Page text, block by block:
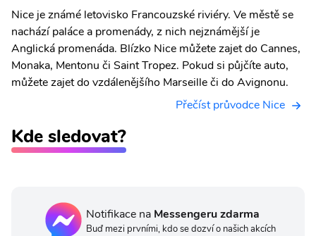
Nice je známé letovisko Francouzské riviéry. Ve městě se
nachází paláce a promenády, z nich nejznámější je
Anglická promenáda. Blízko Nice můžete zajet do Cannes,
Monaka, Mentonu či Saint Tropez. Pokud si půjčíte auto,
můžete zajet do vzdálenějšího Marseille či do Avignonu.
Přečíst průvodce Nice
Kde sledovat?
Notifikace na Messengeru zdarma
Buď mezi prvními, kdo se dozví o našich akcích